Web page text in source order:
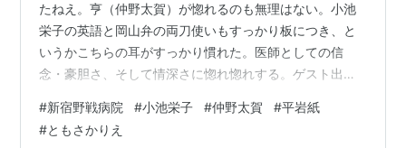
たねえ。亨（仲野太賀）が惚れるのも無理はない。小池
栄子の英語と岡山弁の両刀使いもすっかり板につき、と
いうかこちらの耳がすっかり慣れた。医師としての信
念・豪胆さ、そして情深さに惚れ惚れする。ゲスト出演
院長（柄本明）の娘であることが判明したあたりから、
院長の娘、はずき（平岩紙）の様子が深刻な感じになっ
#新宿野戦病院 #小池栄子 #仲野太賀 #平岩紙
#ともさかりえ